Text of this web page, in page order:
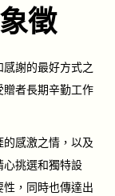
徵
謝的最好方式之
者長期辛勤工作
感激之情，以及
挑選和獨特設
，同時也傳達出